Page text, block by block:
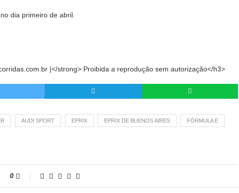
dia primeiro de abril.
|</strong> Proibida a reprodução sem autorização</h3>
AUDI SPORT EPRIX EPRIX DE BUENOS AIRES FÓRMULA E
0